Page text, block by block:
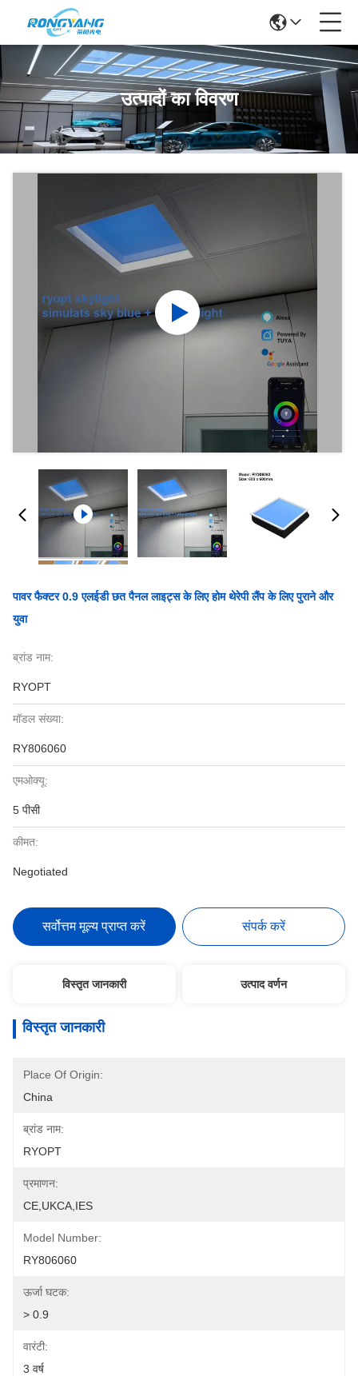
उत्पादों का विवरण
पावर फैक्टर 0.9 एलईडी छत पैनल लाइट्स के लिए होम थेरेपी लैंप के लिए पुराने और
युवा
ब्रांड नाम:
RYOPT
मॉडल संख्या:
RY806060
एमओक्यू:
5 पीसी
कीमत:
Negotiated
सर्वोत्तम मूल्य प्राप्त करें संपर्क करें
विस्तृत जानकारी उत्पाद वर्णन
विस्तृत जानकारी
Place Of Origin:
China
ब्रांड नाम:
RYOPT
प्रमाणन:
CE,UKCA,IES
Model Number:
RY806060
ऊर्जा घटक:
> 0.9
वारंटी:
3 वर्ष